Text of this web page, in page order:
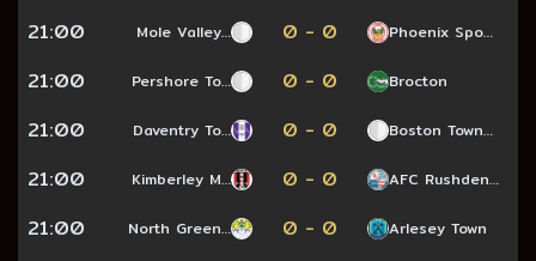
21:00 Mole Valley… 0 - 0 Phoenix Spo…
21:00 Pershore To… 0 - 0 Brocton
21:00 Daventry To… 0 - 0 Boston Town…
21:00 Kimberley M… 0 - 0 AFC Rushden…
21:00 North Green… 0 - 0 Arlesey Town